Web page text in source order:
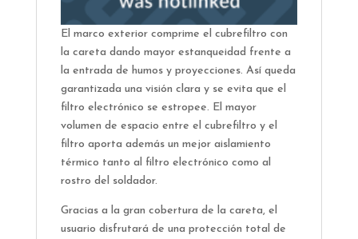
El marco exterior comprime el cubrefiltro con
la careta dando mayor estanqueidad frente a
la entrada de humos y proyecciones. Así queda
garantizada una visión clara y se evita que el
filtro electrónico se estropee. El mayor
volumen de espacio entre el cubrefiltro y el
filtro aporta además un mejor aislamiento
térmico tanto al filtro electrónico como al
rostro del soldador.
Gracias a la gran cobertura de la careta, el
usuario disfrutará de una protección total de